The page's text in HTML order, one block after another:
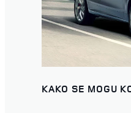
KAKO SE MOGU